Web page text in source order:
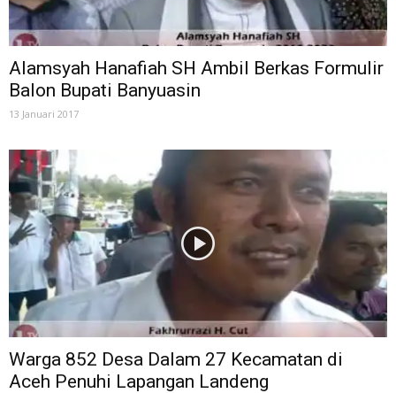
Alamsyah Hanafiah SH Ambil Berkas Formulir
Balon Bupati Banyuasin
13 Januari 2017
Warga 852 Desa Dalam 27 Kecamatan di
Aceh Penuhi Lapangan Landeng